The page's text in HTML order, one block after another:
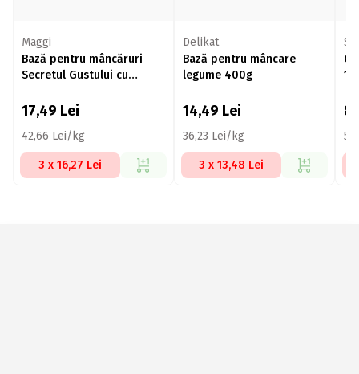
Maggi
Bază pentru mâncăruri
Secretul Gustului cu
17,49 Lei
42,66 Lei/kg
3 x 16,27 Lei
Delikat
Bază pentru mâncare
legume 400g
14,49 Lei
36,23 Lei/kg
3 x 13,48 Lei